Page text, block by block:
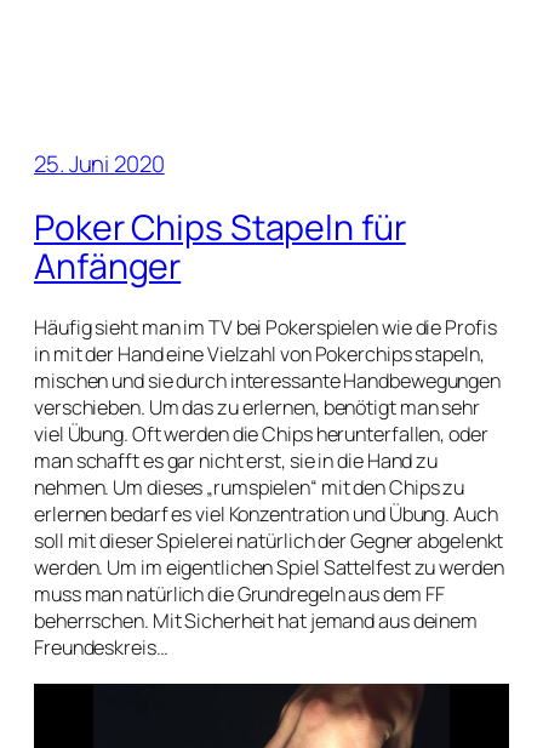
25. Juni 2020
Poker Chips Stapeln für
Anfänger
Häufig sieht man im TV bei Pokerspielen wie die Profis
in mit der Hand eine Vielzahl von Pokerchips stapeln,
mischen und sie durch interessante Handbewegungen
verschieben. Um das zu erlernen, benötigt man sehr
viel Übung. Oft werden die Chips herunterfallen, oder
man schafft es gar nicht erst, sie in die Hand zu
nehmen. Um dieses „rumspielen“ mit den Chips zu
erlernen bedarf es viel Konzentration und Übung. Auch
soll mit dieser Spielerei natürlich der Gegner abgelenkt
werden. Um im eigentlichen Spiel Sattelfest zu werden
muss man natürlich die Grundregeln aus dem FF
beherrschen. Mit Sicherheit hat jemand aus deinem
Freundeskreis…